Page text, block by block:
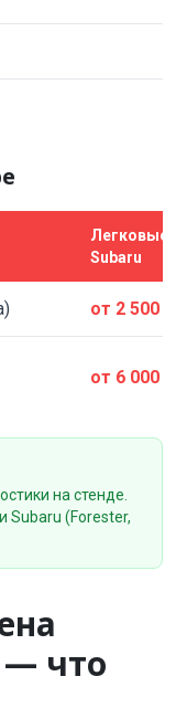
Легковые
Subaru
от 2 500 ₽
от 6 000 ₽
на стенде.
Subaru (Forester,
— что